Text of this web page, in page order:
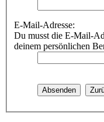
E-Mail-Adresse:
Du musst die E-Mail-
deinem persönlichen